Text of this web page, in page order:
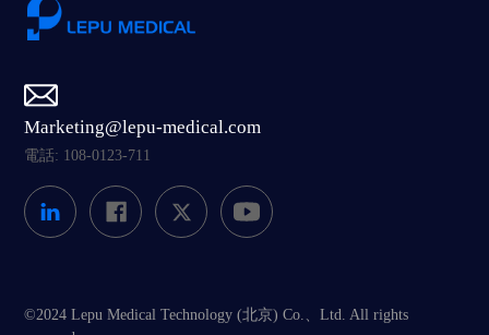
Marketing@lepu-medical.com
電話: 108-0123-711
©2024 Lepu Medical Technology (北京) Co.、Ltd. All rights